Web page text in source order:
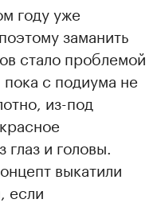
году уже
заманить
стало проблемой
с подиума не
из-под
и головы.
выкатили
если